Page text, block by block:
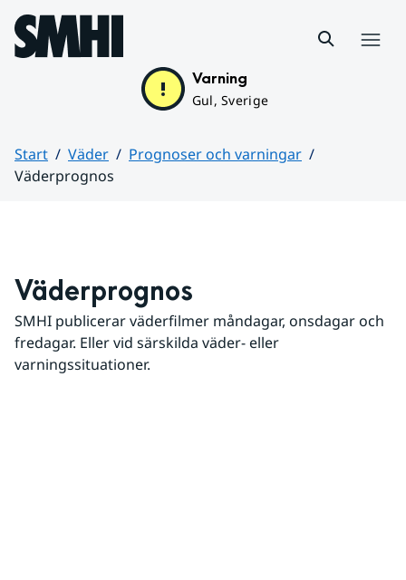
Hoppa till sidans innehåll
Varning
Gul, Sverige
Start Väder
Prognoser och varningar
Väderprognos
Väderprognos
SMHI publicerar väderfilmer måndagar, onsdagar och
fredagar. Eller vid särskilda väder- eller
varningssituationer.